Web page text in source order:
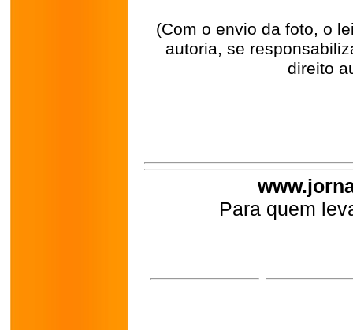
(Com o envio da foto, o
autoria, se
direito
Para quem